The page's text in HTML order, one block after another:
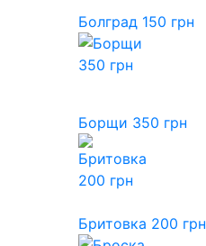
Болград 150 грн
Борщи 350 грн
Бритовка 200 грн